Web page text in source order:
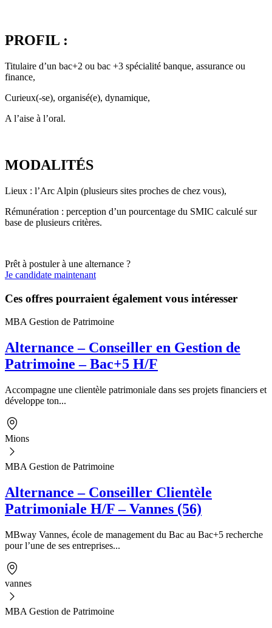
PROFIL :
Titulaire d’un bac+2 ou bac +3 spécialité banque, assurance ou
finance,
Curieux(-se), organisé(e), dynamique,
A l’aise à l’oral.
MODALITÉS
Lieux : l’Arc Alpin (plusieurs sites proches de chez vous),
Rémunération : perception d’un pourcentage du SMIC calculé sur
base de plusieurs critères.
Prêt à postuler à une alternance ?
Je candidate maintenant
Ces offres pourraient également vous intéresser
MBA Gestion de Patrimoine
Alternance – Conseiller en Gestion de
Patrimoine – Bac+5 H/F
Accompagne une clientèle patrimoniale dans ses projets financiers et
développe ton...
Mions
MBA Gestion de Patrimoine
Alternance – Conseiller Clientèle
Patrimoniale H/F – Vannes (56)
MBway Vannes, école de management du Bac au Bac+5 recherche
pour l’une de ses entreprises...
vannes
MBA Gestion de Patrimoine